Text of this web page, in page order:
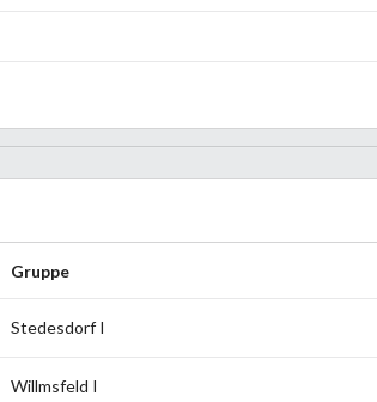
Gruppe
Stedesdorf I
Willmsfeld I